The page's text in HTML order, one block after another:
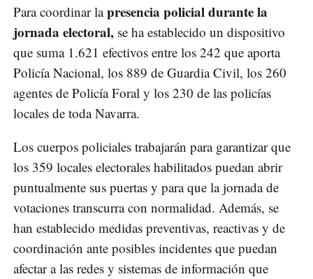
Para coordinar lapresencia policial durante la
jornada electoral, se ha establecido un dispositivo
que suma 1.621 efectivos entre los 242 que aporta
Policía Nacional, los 889 de Guardia Civil, los 260
agentes de Policía Foral y los 230 de las policías
locales de toda Navarra.
Los cuerpos policiales trabajarán para garantizar que
los 359 locales electorales habilitados puedan abrir
puntualmente sus puertas y para que la jornada de
votaciones transcurra con normalidad. Además, se
han establecido medidas preventivas, reactivas y de
coordinación ante posibles incidentes que puedan
afectar a las redes y sistemas de información que